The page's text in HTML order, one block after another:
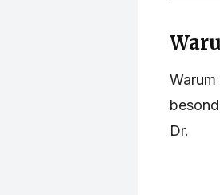
Dr.